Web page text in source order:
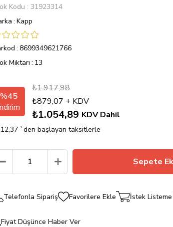
Kodu
31923314
: Kapp
: 8699349621766
Miktarı : 13
%45
₺1.917,98
₺879,07 + KDV
KDV Dahil
₺1.054,89
`den başlayan taksitlerle
Telefonla Sipariş Favorilere Ekle İstek
Fiyat Düşünce Haber Ver